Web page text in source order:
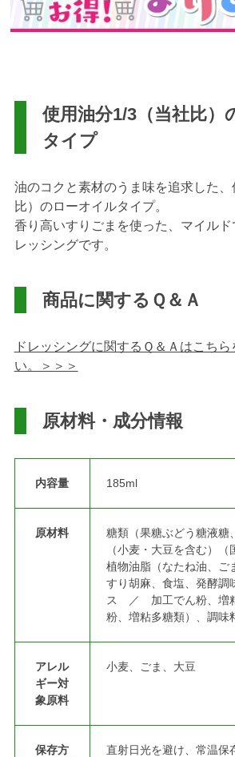
使用油分1/3（当社比）
タイプ
油のコクと素材のうま味を追求した
比）のローオイルタイプ。
香り高いすりごまを使った、マイル
レッシングです。
商品に関するＱ＆Ａ
ドレッシングに関するＱ＆Ａはこちら
い。＞＞＞
原材料・成分情報
内容量 185ml
原材料
糖類（果糖ぶどう糖液糖
（小麦・大豆を含む）（
植物油脂（なたね油、ご
すり胡麻、食塩、発酵調
ス ／ 加工でん粉、増
粉、増粘多糖類）、調味
アレル
ギー対
象原料
小麦、ごま、大豆
保存方
直射日光を避け、常温保